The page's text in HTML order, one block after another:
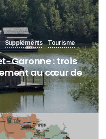
Suppléments Tourisme
Garonne : trois
au cœur de